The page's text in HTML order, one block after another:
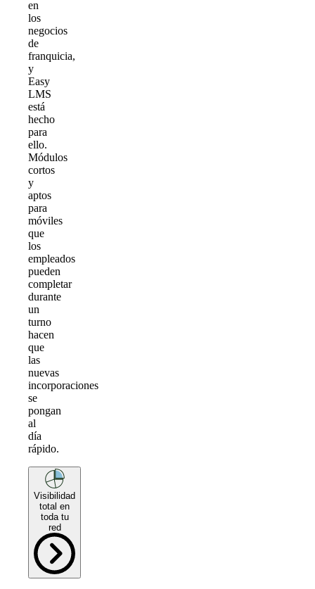
en
los
negocios
de
franquicia,
y
Easy
LMS
está
hecho
para
ello.
Módulos
cortos
y
aptos
para
móviles
que
los
empleados
pueden
completar
durante
un
turno
hacen
que
las
nuevas
incorporaciones
se
pongan
al
día
rápido.
Visibilidad
total en
toda tu
red